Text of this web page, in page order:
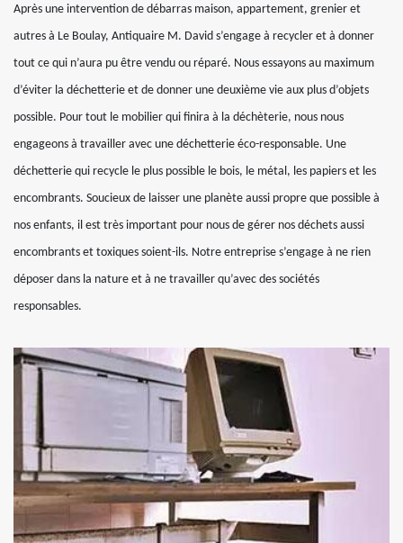
Après une intervention de débarras maison, appartement, grenier et
autres à Le Boulay, Antiquaire M. David s’engage à recycler et à donner
tout ce qui n’aura pu être vendu ou réparé. Nous essayons au maximum
d’éviter la déchetterie et de donner une deuxième vie aux plus d’objets
possible. Pour tout le mobilier qui finira à la déchèterie, nous nous
engageons à travailler avec une déchetterie éco-responsable. Une
déchetterie qui recycle le plus possible le bois, le métal, les papiers et les
encombrants. Soucieux de laisser une planète aussi propre que possible à
nos enfants, il est très important pour nous de gérer nos déchets aussi
encombrants et toxiques soient-ils. Notre entreprise s’engage à ne rien
déposer dans la nature et à ne travailler qu’avec des sociétés
responsables.